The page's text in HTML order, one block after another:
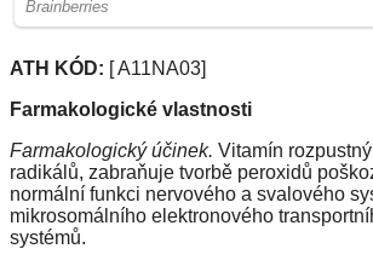
ATH KÓD: [ A11NA03]
Farmakologické vlastnosti
Farmakologický účinek. Vitamín
radikálů, zabraňuje tvorbě peroxidů
normální funkci nervového a svalového
mikrosomálního elektronového
systémů.